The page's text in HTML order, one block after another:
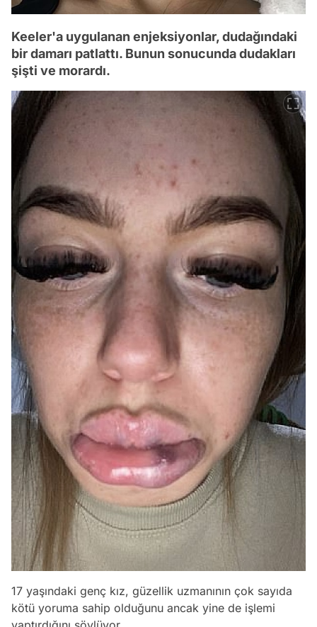
Keeler'a uygulanan enjeksiyonlar, dudağındaki
bir damarı patlattı. Bunun sonucunda dudakları
şişti ve morardı.
17 yaşındaki genç kız, güzellik uzmanının çok sayıda
kötü yoruma sahip olduğunu ancak yine de işlemi